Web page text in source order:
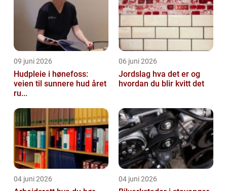
09 juni 2026
Hudpleie i hønefoss:
veien til sunnere hud året
ru...
06 juni 2026
Jordslag hva det er og
hvordan du blir kvitt det
04 juni 2026 04 juni 2026